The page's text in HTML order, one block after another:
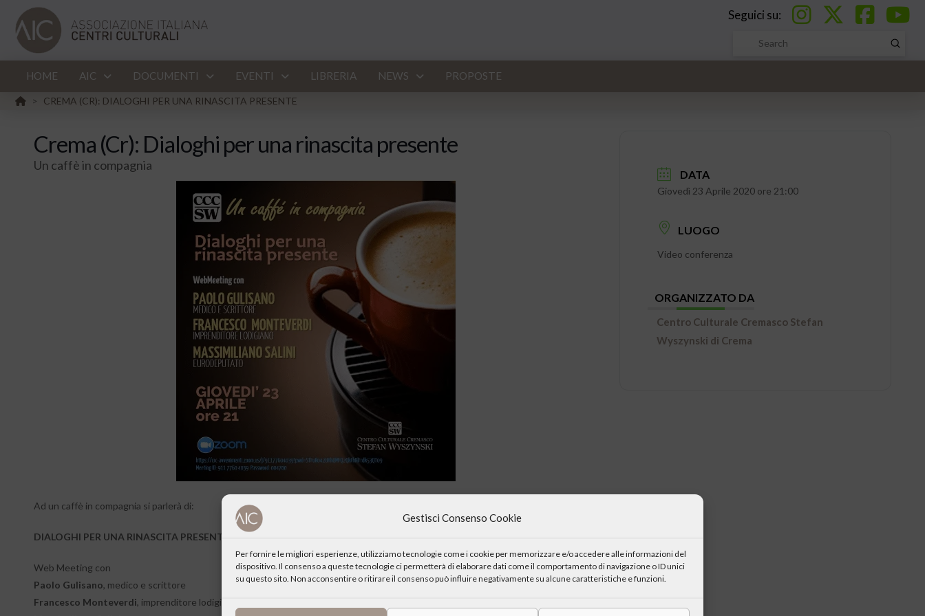
Gestisci Consenso Cookie
Per fornire le migliori esperienze, utilizziamo tecnologie come i cookie per memorizzare e/o accedere alle informazioni del
dispositivo. Il consenso a queste tecnologie ci permetterà di elaborare dati come il comportamento di navigazione o ID unici
su questo sito. Non acconsentire o ritirare il consenso può influire negativamente su alcune caratteristiche e funzioni.
Seguici su:
Search
Submit
HOME AIC DOCUMENTI EVENTI LIBRERIA NEWS PROPOSTE
HOME
> CREMA (CR): DIALOGHI PER UNA RINASCITA PRESENTE
Crema (Cr): Dialoghi per una rinascita presente
Un caffè in compagnia
Ad un caffè in compagnia si parlerà di:
DIALOGHI PER UNA RINASCITA PRESENTE
Web Meeting con
Paolo Gulisano, medico e scrittore
Francesco Monteverdi, imprenditore lodigiano
DATA
Giovedì 23 Aprile 2020 ore 21:00
LUOGO
Video conferenza
ORGANIZZATO DA
Centro Culturale Cremasco Stefan
Wyszynski di Crema